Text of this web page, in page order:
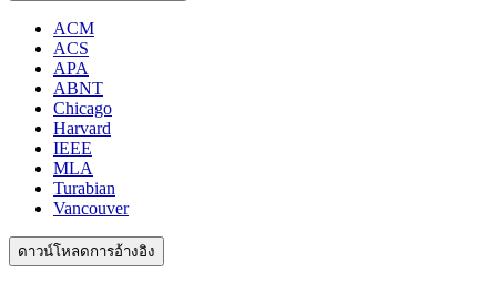
ACM
ACS
APA
ABNT
Chicago
Harvard
IEEE
MLA
Turabian
Vancouver
ดาวน์โหลดการอ้างอิง